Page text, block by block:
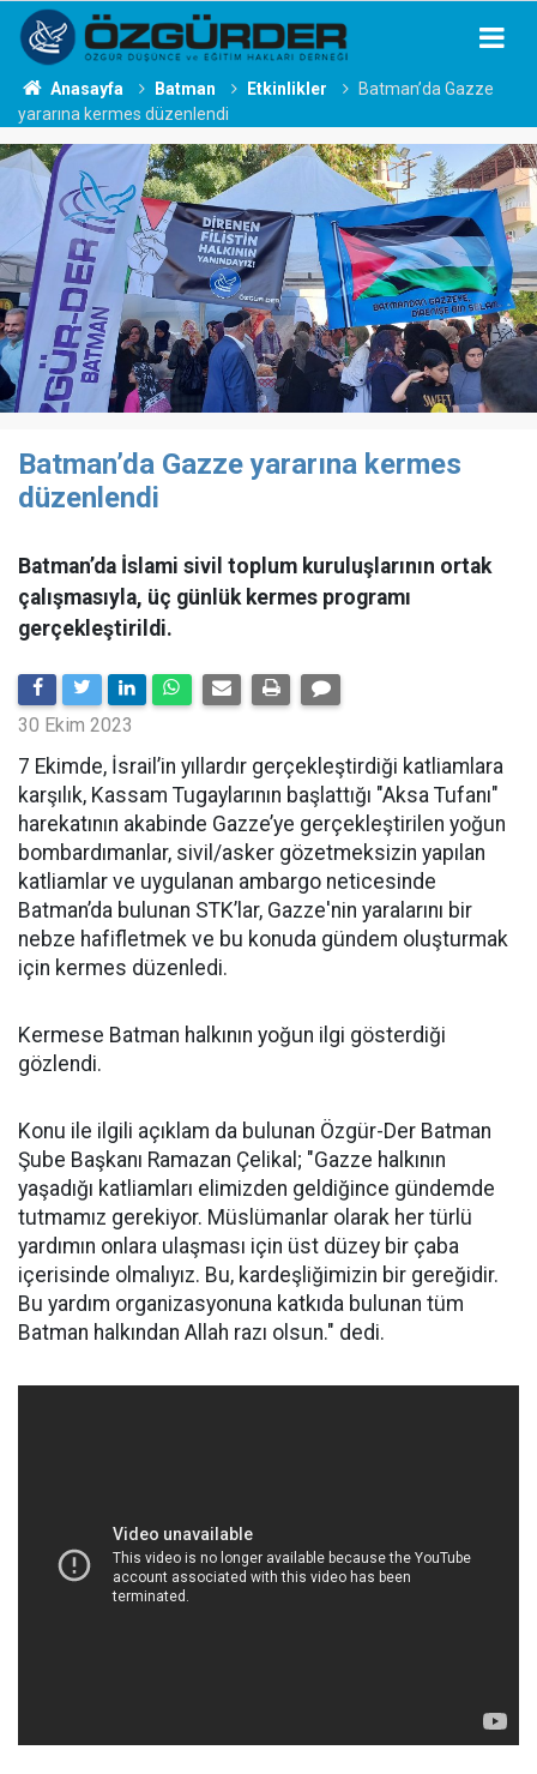
Anasayfa Batman Etkinlikler
Batman’da Gazze
yararına kermes düzenlendi
Batman’da Gazze yararına kermes
düzenlendi
Batman’da İslami sivil toplum kuruluşlarının ortak
çalışmasıyla, üç günlük kermes programı
gerçekleştirildi.
30 Ekim 2023
7 Ekimde, İsrail’in yıllardır gerçekleştirdiği katliamlara
karşılık, Kassam Tugaylarının başlattığı "Aksa Tufanı"
harekatının akabinde Gazze’ye gerçekleştirilen yoğun
bombardımanlar, sivil/asker gözetmeksizin yapılan
katliamlar ve uygulanan ambargo neticesinde
Batman’da bulunan STK’lar, Gazze'nin yaralarını bir
nebze hafifletmek ve bu konuda gündem oluşturmak
için kermes düzenledi.
Kermese Batman halkının yoğun ilgi gösterdiği
gözlendi.
Konu ile ilgili açıklam da bulunan Özgür-Der Batman
Şube Başkanı Ramazan Çelikal; "Gazze halkının
yaşadığı katliamları elimizden geldiğince gündemde
tutmamız gerekiyor. Müslümanlar olarak her türlü
yardımın onlara ulaşması için üst düzey bir çaba
içerisinde olmalıyız. Bu, kardeşliğimizin bir gereğidir.
Bu yardım organizasyonuna katkıda bulunan tüm
Batman halkından Allah razı olsun." dedi.